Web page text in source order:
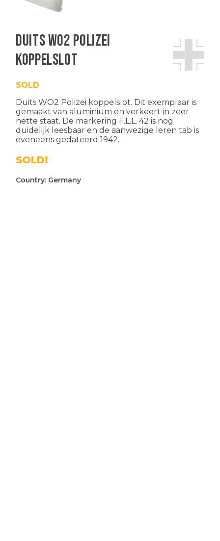
Duits WO2 Polizei
koppelslot
SOLD
Duits WO2 Polizei koppelslot. Dit exemplaar is
gemaakt van aluminium en verkeert in zeer
nette staat. De markering F.L.L. 42 is nog
duidelijk leesbaar en de aanwezige leren tab is
eveneens gedateerd 1942.
SOLD!
Country: Germany